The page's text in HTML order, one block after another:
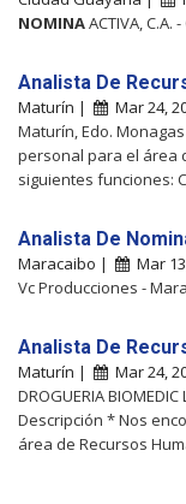
NOMINAACTIVA,
Analista De
Maturín |
Mar 24,
Maturín, Edo.
personal para el área
siguientes funciones:
Analista De
Maracaibo | Mar
Vc Producciones -
Analista De
Maturín | Mar 24,
DROGUERIA
Descripción * Nos
área de Recursos